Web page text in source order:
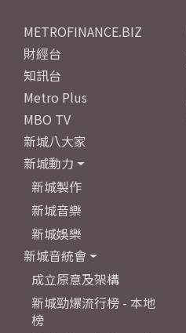
METROFINANCE.BIZ
財經台
知訊台
Metro Plus
MBO TV
新城八大家
新城動力
新城製作
新城音樂
新城娛樂
新城音統會
成立原意及架構
新城勁爆流行榜 - 本地
榜